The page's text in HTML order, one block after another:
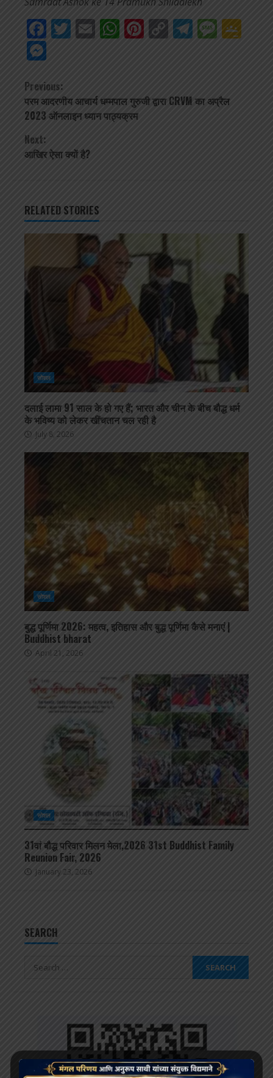
Facebook
Twitter
EmailWhatsApp
Pinterest
Copy
Continue
Reading
Previous:
परम आदरणीय आचार्य धम्मपाल गुरुजी द्वारा CRVM का अप्रैल
2023 ऑनलाइन ध्यान पाठ्यक्रम
Next:
आखिर ऐसा क्यों है?
RELATED STORIES
सोशल
दलाई लामा 91 साल के हो गए हैं; भारत और चीन के बीच बौद्ध धर्म
के भविष्य को लेकर खींचतान चल रही है
July 8, 2026
सोशल
बुद्ध पूर्णिमा 2026: महत्व, इतिहास और बुद्ध पूर्णिमा कैसे मनाएं |
Buddhist bharat
April 21, 2026
सोशल
31वां बौद्ध परिवार मिलन मेला,2026 31st Buddhist Family
Reunion Fair, 2026
January 23, 2026
SEARCH
Search